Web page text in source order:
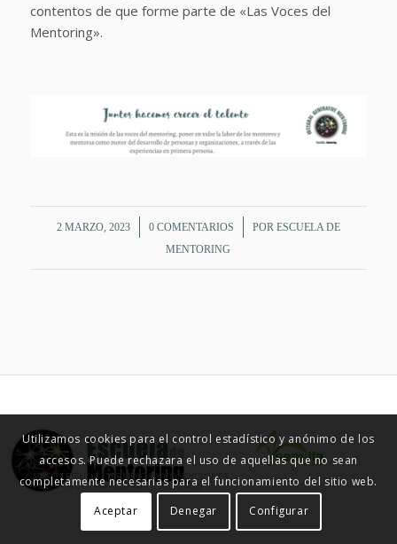
contentos de que forme parte de «Las Voces del
Mentoring».
2 MARZO, 2023
/ 0 COMENTARIOS
/ POR ESCUELA DE
MENTORING
© ESCUELA DE MENTORING 2015
AVISO LEGAL TÉRMINOS Y CONDICIONES
POLÍTICA DE PRIVACIDAD COOKIES
Utilizamos cookies para el control estadístico y anónimo de los
accesos. Puede rechazara el uso de aquellas que no sean
completamente necesarias para el funcionamiento del sitio web.
Aceptar
Denegar Configurar